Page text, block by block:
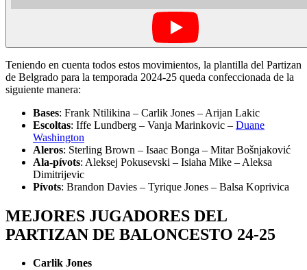
Teniendo en cuenta todos estos movimientos, la plantilla del Partizan
de Belgrado para la temporada 2024-25 queda confeccionada de la
siguiente manera:
Bases: Frank Ntilikina – Carlik Jones – Arijan Lakic
Escoltas: Iffe Lundberg – Vanja Marinkovic – Duane
Washington
Aleros: Sterling Brown – Isaac Bonga – Mitar Bošnjaković
Ala-pívots: Aleksej Pokusevski – Isiaha Mike – Aleksa
Dimitrijevic
Pívots: Brandon Davies – Tyrique Jones – Balsa Koprivica
MEJORES JUGADORES DEL
PARTIZAN DE BALONCESTO 24-25
Carlik Jones